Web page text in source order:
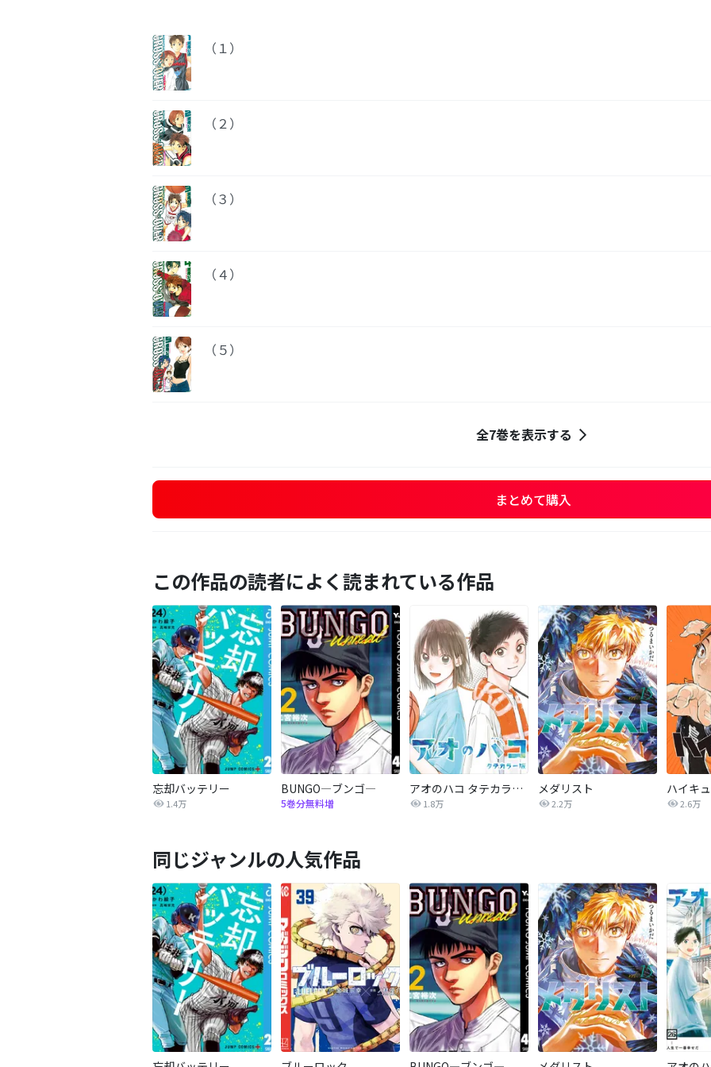
（１）
（２）
（３）
（４）
（５）
全7巻を表示する
まとめて購入
この作品の読者によく読まれている作品
忘却バッテリー
1.4万
BUNGO―ブンゴ―
5巻分無料増
アオのハコ タテカラー版【タテヨミ】
1.8万
メダリスト
2.2万 2.6万
同じジャンルの人気作品